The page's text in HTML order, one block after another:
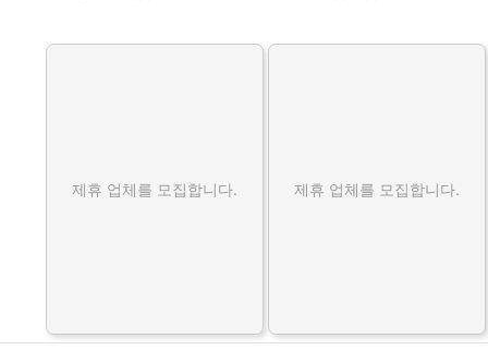
제휴 업체를 모집합니다. 제휴 업체를 모집합니다.